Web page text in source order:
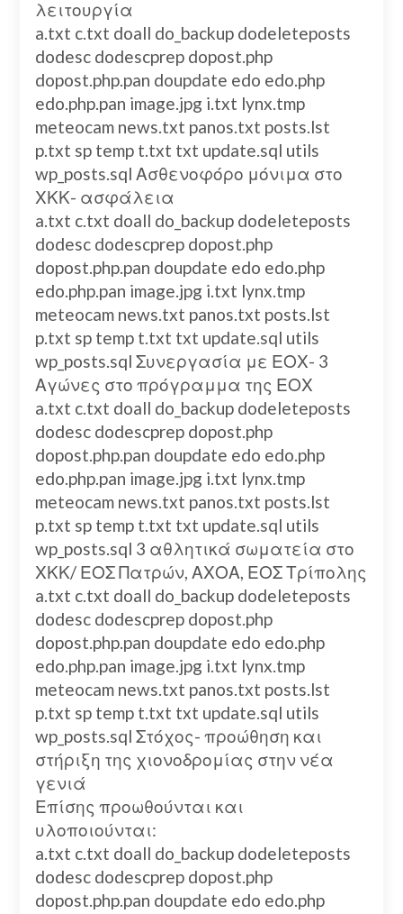
λειτουργία
a.txt c.txt doall do_backup dodeleteposts
dodesc dodescprep dopost.php
dopost.php.pan doupdate edo edo.php
edo.php.pan image.jpg i.txt lynx.tmp
meteocam news.txt panos.txt posts.lst
p.txt sp temp t.txt txt update.sql utils
wp_posts.sql Ασθενοφόρο μόνιμα στο
ΧΚΚ- ασφάλεια
a.txt c.txt doall do_backup dodeleteposts
dodesc dodescprep dopost.php
dopost.php.pan doupdate edo edo.php
edo.php.pan image.jpg i.txt lynx.tmp
meteocam news.txt panos.txt posts.lst
p.txt sp temp t.txt txt update.sql utils
wp_posts.sql Συνεργασία με ΕΟΧ- 3
Αγώνες στο πρόγραμμα της ΕΟΧ
a.txt c.txt doall do_backup dodeleteposts
dodesc dodescprep dopost.php
dopost.php.pan doupdate edo edo.php
edo.php.pan image.jpg i.txt lynx.tmp
meteocam news.txt panos.txt posts.lst
p.txt sp temp t.txt txt update.sql utils
wp_posts.sql 3 αθλητικά σωματεία στο
ΧΚΚ/ ΕΟΣ Πατρών, ΑΧΟΑ, ΕΟΣ Τρίπολης
a.txt c.txt doall do_backup dodeleteposts
dodesc dodescprep dopost.php
dopost.php.pan doupdate edo edo.php
edo.php.pan image.jpg i.txt lynx.tmp
meteocam news.txt panos.txt posts.lst
p.txt sp temp t.txt txt update.sql utils
wp_posts.sql Στόχος- προώθηση και
στήριξη της χιονοδρομίας στην νέα
γενιά
Επίσης προωθούνται και
υλοποιούνται:
a.txt c.txt doall do_backup dodeleteposts
dodesc dodescprep dopost.php
dopost.php.pan doupdate edo edo.php